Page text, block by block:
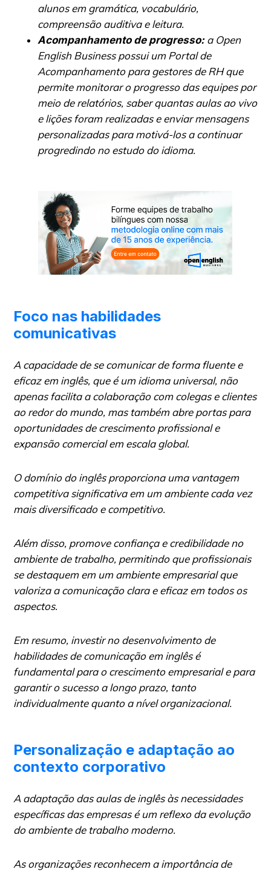
alunos em gramática, vocabulário,
compreensão auditiva e leitura.
Acompanhamento de progresso: a Open
English Business possui um Portal de
Acompanhamento para gestores de RH que
permite monitorar o progresso das equipes por
meio de relatórios, saber quantas aulas ao vivo
e lições foram realizadas e enviar mensagens
personalizadas para motivá-los a continuar
progredindo no estudo do idioma.
Foco nas habilidades
comunicativas
A capacidade de se comunicar de forma fluente e
eficaz em inglês, que é um idioma universal, não
apenas facilita a colaboração com colegas e clientes
ao redor do mundo, mas também abre portas para
oportunidades de crescimento profissional e
expansão comercial em escala global.
O domínio do inglês proporciona uma vantagem
competitiva significativa em um ambiente cada vez
mais diversificado e competitivo.
Além disso, promove confiança e credibilidade no
ambiente de trabalho, permitindo que profissionais
se destaquem em um ambiente empresarial que
valoriza a comunicação clara e eficaz em todos os
aspectos.
Em resumo, investir no desenvolvimento de
habilidades de comunicação em inglês é
fundamental para o crescimento empresarial e para
garantir o sucesso a longo prazo, tanto
individualmente quanto a nível organizacional.
Personalização e adaptação ao
contexto corporativo
A adaptação das aulas de inglês às necessidades
específicas das empresas é um reflexo da evolução
do ambiente de trabalho moderno.
As organizações reconhecem a importância de